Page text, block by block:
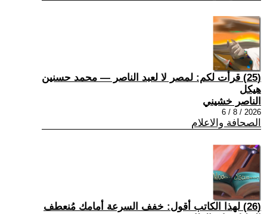
(25) قرأت لكم: لمصر لا لعبد الناصر — محمد حسنين
هيكل
الناصر خشيني
2026 / 8 / 6
الصحافة والاعلام
(26) لهذا الكاتب أقول: خفف السرعة أمامك مُنعطف